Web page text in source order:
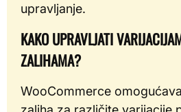
upravljanje.
KAKO UPRAVLJATI
ZALIHAMA?
WooCommerce